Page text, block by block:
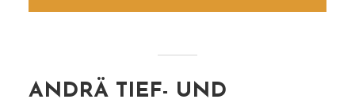
ANDRÄ TIEF- UND